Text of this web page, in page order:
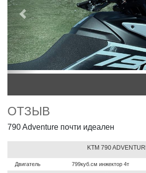
Предыдущий
ОТЗЫВ
790 Adventure почти идеален
Двигатель
KTM 790
799куб.см инжектор 4т